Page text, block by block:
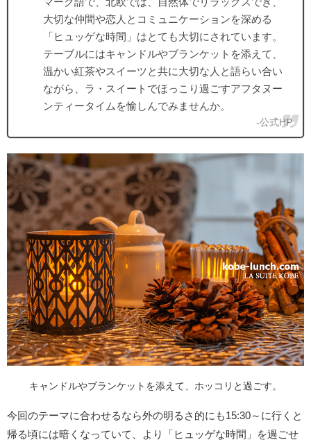
大切な仲間や恋人とコミュニケーションを深める
「ヒュッゲな時間」はとても大切にされています。
テーブルにはキャンドルやブランケットを添えて、
温かい紅茶やスイーツと共に大切な人と語らい合い
ながら、ラ・スイートでほっこり過ごすアフタヌー
ンティータイムを愉しんでみませんか。
-公式HP
キャンドルやブランケットを添えて、ホッコリと過ごす。
今回のテーマに合わせるなら外の明るさ的にも15:30～に行くと
帰る頃には暗くなっていて、より「ヒュッゲな時間」を過ごせ